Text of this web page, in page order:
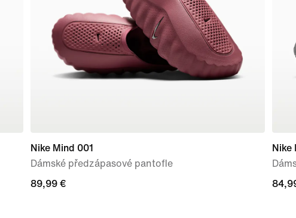
Nike Mind 001
Dámské předzápasové pantofle
89,99 €
89,99 €
Nike